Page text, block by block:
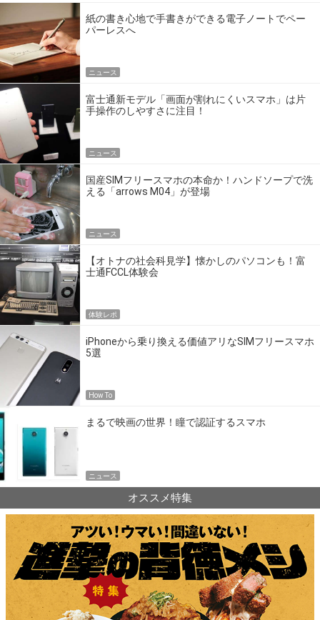
紙の書き心地で手書きができる電子ノートでペー
パーレスへ
ニュース
富士通新モデル「画面が割れにくいスマホ」は片
手操作のしやすさに注目！
ニュース
国産SIMフリースマホの本命か！ハンドソープで洗
える「arrows M04」が登場
ニュース
【オトナの社会科見学】懐かしのパソコンも！富
士通FCCL体験会
体験レポ
iPhoneから乗り換える価値アリなSIMフリースマホ
5選
How To
まるで映画の世界！瞳で認証するスマホ
ニュース
オススメ特集